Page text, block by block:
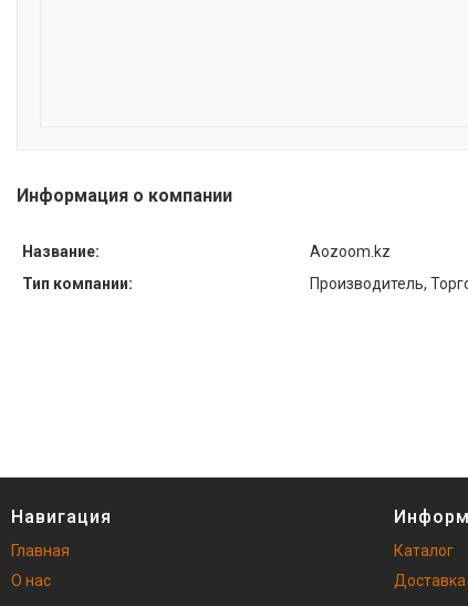
Информация о компании
Название:
Aozoom.kz
Тип компании:
Производитель,
Навигация
Главная
О нас
Каталог
Доставка